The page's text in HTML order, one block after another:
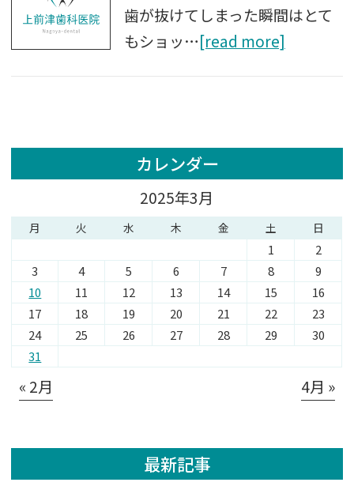
歯が抜けてしまった瞬間はとて
もショッ…[read more]
カレンダー
2025年3月
月 火 水 木 金 土 日
1
2
3
4 5 6 7 8
9
10
11 12 13 14 15
16
17
18 19 20 21 22
23
24
25 26 27 28 29
30
31
« 2月 4月 »
最新記事